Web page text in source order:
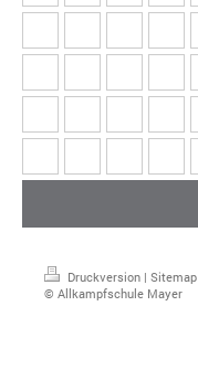
Druckversion | Sitemap
© Allkampfschule Mayer